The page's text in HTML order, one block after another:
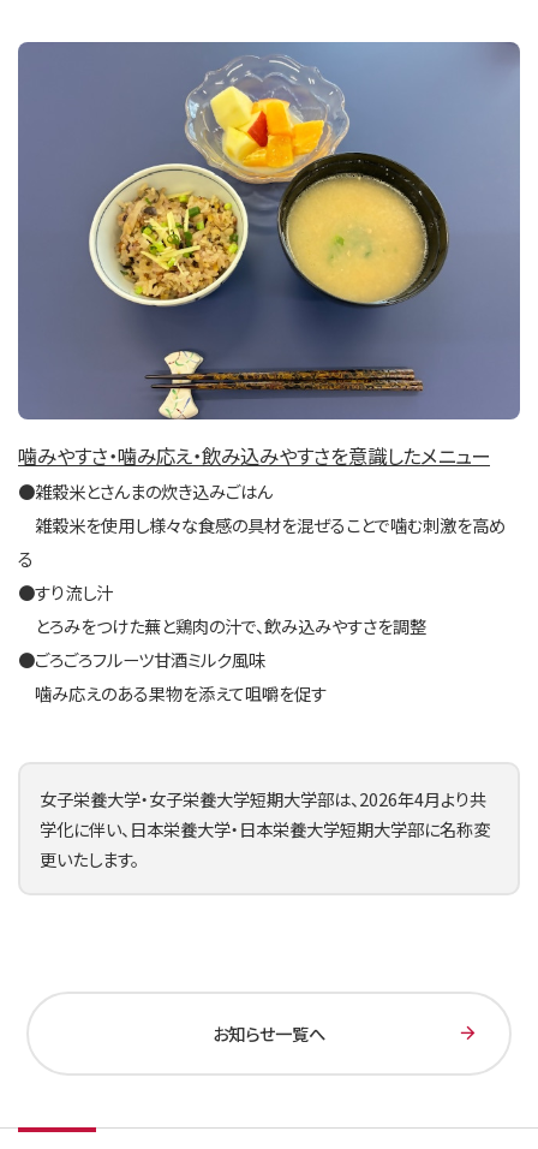
噛みやすさ・噛み応え・飲み込みやすさを意識したメニュー
●雑穀米とさんまの炊き込みごはん
雑穀米を使用し様々な食感の具材を混ぜることで噛む刺激を高め
る
●すり流し汁
とろみをつけた蕪と鶏肉の汁で、飲み込みやすさを調整
●ごろごろフルーツ甘酒ミルク風味
噛み応えのある果物を添えて咀嚼を促す
女子栄養大学・女子栄養大学短期大学部は、2026年4月より共
学化に伴い、日本栄養大学・日本栄養大学短期大学部に名称変
更いたします。
お知らせ一覧へ